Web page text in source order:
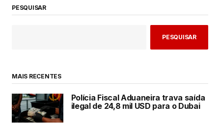
PESQUISAR
PESQUISAR
MAIS RECENTES
Polícia Fiscal Aduaneira trava saída
ilegal de 24,8 mil USD para o Dubai